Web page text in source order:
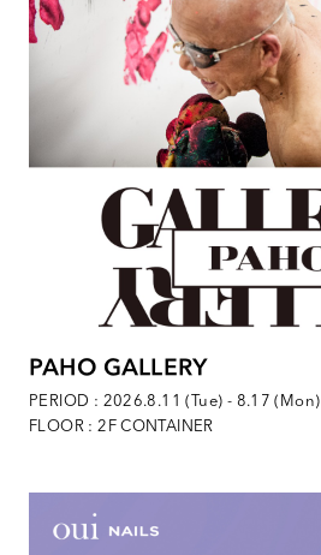
PAHO GALLERY
PERIOD : 2026.8.11 (Tue) - 8.17 (Mon)
FLOOR : 2F CONTAINER